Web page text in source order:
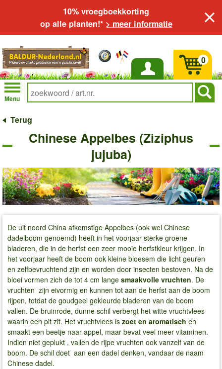
10% vroegboekkorting
op alle planten!* > meer informatie
Inloggen
Menu
0
Terug
Chinese Appelbes (Ziziphus
jujuba)
De uit noord China afkomstige Appelbes (ook wel Chinese
dadelboom genoemd) heeft in het voorjaar sterke groene
bladeren, die in de herfst een zeer mooie herfstkleur krijgen. In
het voorjaar heeft de boom ook kleine bloesem die licht geuren
en zelfbevruchtend zijn en worden door insecten bestoven. Na de
bloei vormen zich de tot 4 cm lange smaakvolle vruchten. De
vruchten zijn eivormig en kunnen tot aan de herfst aan de boom
rijpen, totdat de goudgeel gekleurde bladeren van de boom
vallen. De bruinrode, dunne schil verbergt het witte vruchtvlees
waarin een pit zit. Het vruchtvlees is zoet en aromatisch en
smaakt een beetje naar appel, maar bevat veel meer vitaminen.
Indien niet geplukt , vallen de rijpe vruchten ook vanzelf van de
boom. De schil doet aan een dadel denken, vandaar de naam
Chinese dadel.